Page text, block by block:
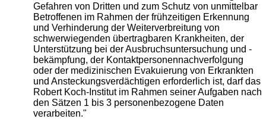
Gefahren von Dritten und zum Schutz von unmittelbar
Betroffenen im Rahmen der frühzeitigen Erkennung
und Verhinderung der Weiterverbreitung von
schwerwiegenden übertragbaren Krankheiten, der
Unterstützung bei der Ausbruchsuntersuchung und -
bekämpfung, der Kontaktpersonennachverfolgung
oder der medizinischen Evakuierung von Erkrankten
und Ansteckungsverdächtigen erforderlich ist, darf das
Robert Koch-Institut im Rahmen seiner Aufgaben nach
den Sätzen 1 bis 3 personenbezogene Daten
verarbeiten."